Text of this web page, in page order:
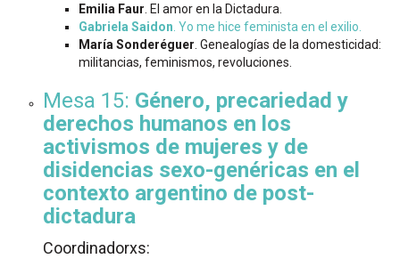
Emilia Faur. El amor en la Dictadura.
Gabriela Saidon. Yo me hice feminista en el exilio.
María Sonderéguer. Genealogías de la domesticidad:
militancias, feminismos, revoluciones.
Mesa 15: Género, precariedad y
derechos humanos en los
activismos de mujeres y de
disidencias sexo-genéricas en el
contexto argentino de post-
dictadura
Coordinadorxs: